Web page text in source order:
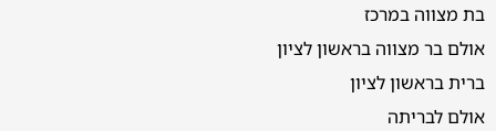
בת מצווה במרכז
אולם בר מצווה בראשון לציון
ברית בראשון לציון
אולם לבריתה